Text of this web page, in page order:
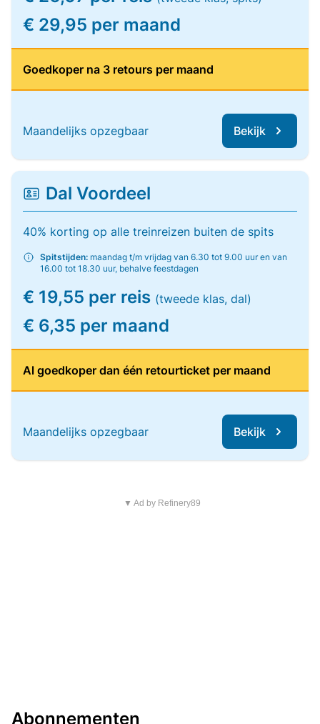
€ 29,95 per maand
Goedkoper na 3 retours per maand
Maandelijks opzegbaar Bekijk
Dal Voordeel
40% korting op alle treinreizen buiten de spits
Spitstijden: maandag t/m vrijdag van 6.30 tot 9.00 uur en van
16.00 tot 18.30 uur, behalve feestdagen
€ 19,55 per reis (tweede klas, dal)
€ 6,35 per maand
Al goedkoper dan één retourticket per maand
Maandelijks opzegbaar Bekijk
▼ Ad by Refinery89
Abonnementen